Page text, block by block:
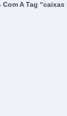
A Tag “caixas